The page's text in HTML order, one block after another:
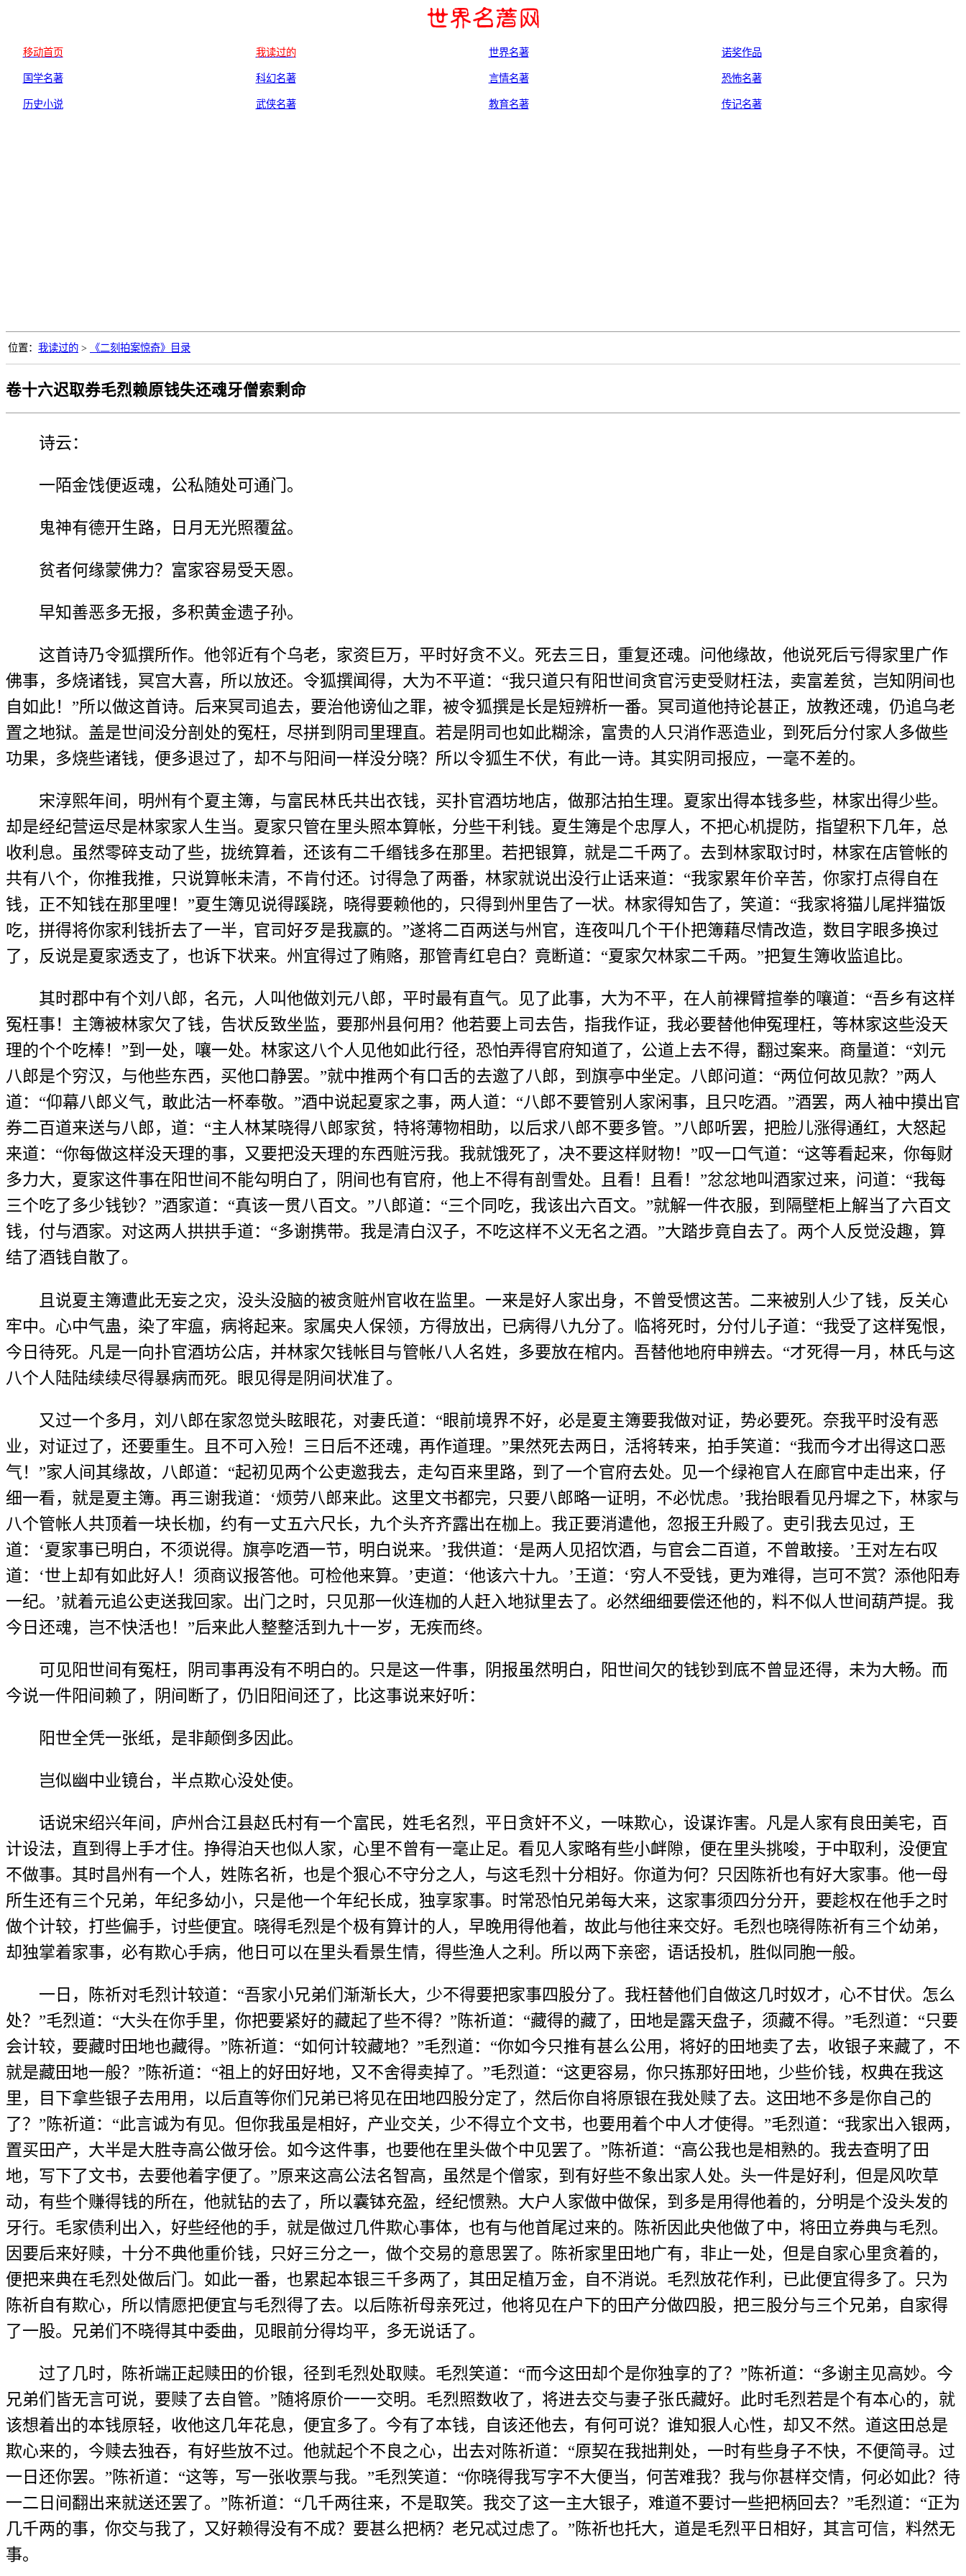
移动首页 我读过的 世界名著 诺奖作品
国学名著 科幻名著 言情名著 恐怖名著
历史小说 武侠名著 教育名著 传记名著
位置： 我读过的 > 《二刻拍案惊奇》目录
卷十六迟取券毛烈赖原钱失还魂牙僧索剩命
诗云：
一陌金饯便返魂，公私随处可通门。
鬼神有德开生路，日月无光照覆盆。
贫者何缘蒙佛力？富家容易受天恩。
早知善恶多无报，多积黄金遗子孙。
这首诗乃令狐撰所作。他邻近有个乌老，家资巨万，平时好贪不义。死去三日，重复还魂。问他缘故，他说死后亏得家里广作
佛事，多烧诸钱，冥宫大喜，所以放还。令狐撰闻得，大为不平道：“我只道只有阳世间贪官污吏受财枉法，卖富差贫，岂知阴间也
自如此！”所以做这首诗。后来冥司追去，要治他谤仙之罪，被令狐撰是长是短辨析一番。冥司道他持论甚正，放教还魂，仍追乌老
置之地狱。盖是世间没分剖处的冤枉，尽拼到阴司里理直。若是阴司也如此糊涂，富贵的人只消作恶造业，到死后分付家人多做些
功果，多烧些诸钱，便多退过了，却不与阳间一样没分晓？所以令狐生不伏，有此一诗。其实阴司报应，一毫不差的。
宋淳熙年间，明州有个夏主簿，与富民林氏共出衣钱，买扑官酒坊地店，做那沽拍生理。夏家出得本钱多些，林家出得少些。
却是经纪营运尽是林家家人生当。夏家只管在里头照本算帐，分些干利钱。夏生簿是个忠厚人，不把心机提防，指望积下几年，总
收利息。虽然零碎支动了些，拢统算着，还该有二千缗钱多在那里。若把银算，就是二千两了。去到林家取讨时，林家在店管帐的
共有八个，你推我推，只说算帐未清，不肯付还。讨得急了两番，林家就说出没行止话来道：“我家累年价辛苦，你家打点得自在
钱，正不知钱在那里哩！”夏生簿见说得蹊跷，晓得要赖他的，只得到州里告了一状。林家得知告了，笑道：“我家将猫儿尾拌猫饭
吃，拼得将你家利钱折去了一半，官司好歹是我嬴的。”遂将二百两送与州官，连夜叫几个干仆把簿藉尽情改造，数目字眼多换过
了，反说是夏家透支了，也诉下状来。州宜得过了贿赂，那管青红皂白？竟断道：“夏家欠林家二千两。”把复生簿收监追比。
其时郡中有个刘八郎，名元，人叫他做刘元八郎，平时最有直气。见了此事，大为不平，在人前裸臂揎拳的嚷道：“吾乡有这样
冤枉事！主簿被林家欠了钱，告状反致坐监，要那州县何用？他若要上司去告，指我作证，我必要替他伸冤理枉，等林家这些没天
理的个个吃棒！”到一处，嚷一处。林家这八个人见他如此行径，恐怕弄得官府知道了，公道上去不得，翻过案来。商量道：“刘元
八郎是个穷汉，与他些东西，买他口静罢。”就中推两个有口舌的去邀了八郎，到旗亭中坐定。八郎问道：“两位何故见款？”两人
道：“仰幕八郎义气，敢此沽一杯奉敬。”酒中说起夏家之事，两人道：“八郎不要管别人家闲事，且只吃酒。”酒罢，两人袖中摸出官
券二百道来送与八郎，道：“主人林某晓得八郎家贫，特将薄物相助，以后求八郎不要多管。”八郎听罢，把脸儿涨得通红，大怒起
来道：“你每做这样没天理的事，又要把没天理的东西赃污我。我就饿死了，决不要这样财物！”叹一口气道：“这等看起来，你每财
多力大，夏家这件事在阳世间不能勾明白了，阴间也有官府，他上不得有剖雪处。且看！且看！”忿忿地叫酒家过来，问道：“我每
三个吃了多少钱钞？”酒家道：“真该一贯八百文。”八郎道：“三个同吃，我该出六百文。”就解一件衣服，到隔壁柜上解当了六百文
钱，付与酒家。对这两人拱拱手道：“多谢携带。我是清白汉子，不吃这样不义无名之酒。”大踏步竟自去了。两个人反觉没趣，算
结了酒钱自散了。
且说夏主簿遭此无妄之灾，没头没脑的被贪赃州官收在监里。一来是好人家出身，不曾受惯这苦。二来被别人少了钱，反关心
牢中。心中气蛊，染了牢瘟，病将起来。家属央人保领，方得放出，已病得八九分了。临将死时，分付儿子道：“我受了这样冤恨，
今日待死。凡是一向扑官酒坊公店，并林家欠钱帐目与管帐八人名姓，多要放在棺内。吾替他地府申辨去。“才死得一月，林氏与这
八个人陆陆续续尽得暴病而死。眼见得是阴间状准了。
又过一个多月，刘八郎在家忽觉头眩眼花，对妻氏道：“眼前境界不好，必是夏主簿要我做对证，势必要死。奈我平时没有恶
业，对证过了，还要重生。且不可入殓！三日后不还魂，再作道理。”果然死去两日，活将转来，拍手笑道：“我而今才出得这口恶
气！”家人间其缘故，八郎道：“起初见两个公吏邀我去，走勾百来里路，到了一个官府去处。见一个绿袍官人在廊官中走出来，仔
细一看，就是夏主簿。再三谢我道：‘烦劳八郎来此。这里文书都完，只要八郎略一证明，不必忧虑。’我抬眼看见丹墀之下，林家与
八个管帐人共顶着一块长枷，约有一丈五六尺长，九个头齐齐露出在枷上。我正要消遣他，忽报王升殿了。吏引我去见过，王
道：‘夏家事已明白，不须说得。旗亭吃酒一节，明白说来。’我供道：‘是两人见招饮酒，与官会二百道，不曾敢接。’王对左右叹
道：‘世上却有如此好人！须商议报答他。可检他来算。’吏道：‘他该六十九。’王道：‘穷人不受钱，更为难得，岂可不赏？添他阳寿
一纪。’就着元追公吏送我回家。出门之时，只见那一伙连枷的人赶入地狱里去了。必然细细要偿还他的，料不似人世间葫芦提。我
今日还魂，岂不快活也！”后来此人整整活到九十一岁，无疾而终。
可见阳世间有冤枉，阴司事再没有不明白的。只是这一件事，阴报虽然明白，阳世间欠的钱钞到底不曾显还得，未为大畅。而
今说一件阳间赖了，阴间断了，仍旧阳间还了，比这事说来好听：
阳世全凭一张纸，是非颠倒多因此。
岂似幽中业镜台，半点欺心没处使。
话说宋绍兴年间，庐州合江县赵氏村有一个富民，姓毛名烈，平日贪奸不义，一味欺心，设谋诈害。凡是人家有良田美宅，百
计设法，直到得上手才住。挣得泊天也似人家，心里不曾有一毫止足。看见人家略有些小衅隙，便在里头挑唆，于中取利，没便宜
不做事。其时昌州有一个人，姓陈名祈，也是个狠心不守分之人，与这毛烈十分相好。你道为何？只因陈祈也有好大家事。他一母
所生还有三个兄弟，年纪多幼小，只是他一个年纪长成，独享家事。时常恐怕兄弟每大来，这家事须四分分开，要趁权在他手之时
做个计较，打些偏手，讨些便宜。晓得毛烈是个极有算计的人，早晚用得他着，故此与他往来交好。毛烈也晓得陈祈有三个幼弟，
却独掌着家事，必有欺心手病，他日可以在里头看景生情，得些渔人之利。所以两下亲密，语话投机，胜似同胞一般。
一日，陈祈对毛烈计较道：“吾家小兄弟们渐渐长大，少不得要把家事四股分了。我枉替他们自做这几时奴才，心不甘伏。怎么
处？”毛烈道：“大头在你手里，你把要紧好的藏起了些不得？”陈祈道：“藏得的藏了，田地是露天盘子，须藏不得。”毛烈道：“只要
会计较，要藏时田地也藏得。”陈祈道：“如何计较藏地？”毛烈道：“你如今只推有甚么公用，将好的田地卖了去，收银子来藏了，不
就是藏田地一般？”陈祈道：“祖上的好田好地，又不舍得卖掉了。”毛烈道：“这更容易，你只拣那好田地，少些价钱，权典在我这
里，目下拿些银子去用用，以后直等你们兄弟已将见在田地四股分定了，然后你自将原银在我处赎了去。这田地不多是你自己的
了？”陈祈道：“此言诚为有见。但你我虽是相好，产业交关，少不得立个文书，也要用着个中人才使得。”毛烈道：“我家出入银两，
置买田产，大半是大胜寺高公做牙侩。如今这件事，也要他在里头做个中见罢了。”陈祈道：“高公我也是相熟的。我去查明了田
地，写下了文书，去要他着字便了。”原来这高公法名智高，虽然是个僧家，到有好些不象出家人处。头一件是好利，但是风吹草
动，有些个赚得钱的所在，他就钻的去了，所以囊钵充盈，经纪惯熟。大户人家做中做保，到多是用得他着的，分明是个没头发的
牙行。毛家债利出入，好些经他的手，就是做过几件欺心事体，也有与他首尾过来的。陈祈因此央他做了中，将田立券典与毛烈。
因要后来好赎，十分不典他重价钱，只好三分之一，做个交易的意思罢了。陈祈家里田地广有，非止一处，但是自家心里贪着的，
便把来典在毛烈处做后门。如此一番，也累起本银三千多两了，其田足植万金，自不消说。毛烈放花作利，已此便宜得多了。只为
陈祈自有欺心，所以情愿把便宜与毛烈得了去。以后陈祈母亲死过，他将见在户下的田产分做四股，把三股分与三个兄弟，自家得
了一股。兄弟们不晓得其中委曲，见眼前分得均平，多无说话了。
过了几时，陈祈端正起赎田的价银，径到毛烈处取赎。毛烈笑道：“而今这田却个是你独享的了？”陈祈道：“多谢主见高妙。今
兄弟们皆无言可说，要赎了去自管。”随将原价一一交明。毛烈照数收了，将进去交与妻子张氏藏好。此时毛烈若是个有本心的，就
该想着出的本钱原轻，收他这几年花息，便宜多了。今有了本钱，自该还他去，有何可说？谁知狠人心性，却又不然。道这田总是
欺心来的，今赎去独吞，有好些放不过。他就起个不良之心，出去对陈祈道：“原契在我拙荆处，一时有些身子不快，不便简寻。过
一日还你罢。”陈祈道：“这等，写一张收票与我。”毛烈笑道：“你晓得我写字不大便当，何苦难我？我与你甚样交情，何必如此？待
一二日间翻出来就送还罢了。”陈祈道：“几千两往来，不是取笑。我交了这一主大银子，难道不要讨一些把柄回去？”毛烈道：“正为
几千两的事，你交与我了，又好赖得没有不成？要甚么把柄？老兄忒过虑了。”陈祈也托大，道是毛烈平日相好，其言可信，料然无
事。